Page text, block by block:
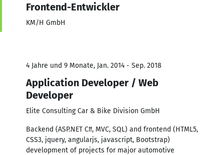
Frontend-Entwickler
KM/H GmbH
4 Jahre und 9 Monate, Jan. 2014 - Sep. 2018
Application Developer / Web
Developer
Elite Consulting Car & Bike Division GmbH
Backend (ASP.NET C#, MVC, SQL) and frontend (HTML5,
CSS3, jquery, angularjs, javascript, Bootstrap)
development of projects for major automotive